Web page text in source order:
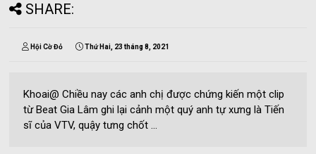
SHARE:
Hội Cờ Đỏ Thứ Hai, 23 tháng 8, 2021
Khoai@ Chiều nay các anh chị được chứng kiến một clip
từ Beat Gia Lâm ghi lại cảnh một quý anh tự xưng là Tiến
sĩ của VTV, quậy tưng chốt ...